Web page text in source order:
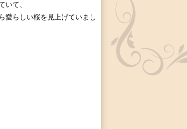
いて、
愛らしい桜を見上げていまし